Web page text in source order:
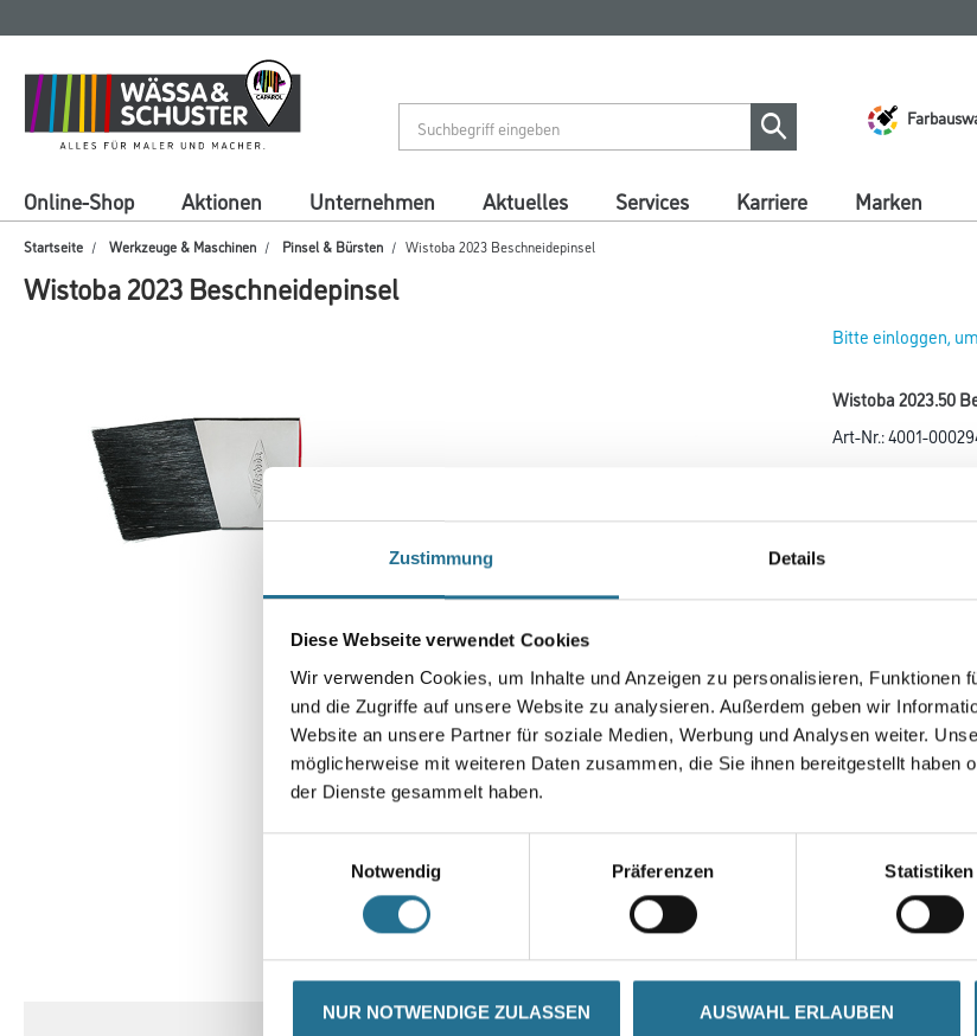
Zustimmung Details
Diese Webseite verwendet Cookies
Wir verwenden Cookies, um Inhalte und Anzeigen zu personalisieren, Funktionen
und die Zugriffe auf unsere Website zu analysieren. Außerdem geben wir
Website an unsere Partner für soziale Medien, Werbung und Analysen weiter.
möglicherweise mit weiteren Daten zusammen, die Sie ihnen bereitgestellt haben
der Dienste gesammelt haben.
Notwendig
Präferenzen Statistiken
NUR NOTWENDIGE ZULASSEN AUSWAHL ERLAUBEN
springen
springen
Online-Shop Aktionen Unternehmen Aktuelles Services Karriere Marken
Startseite Werkzeuge & Maschinen Pinsel & Bürsten Wistoba 2023 Beschneidepinsel
Wistoba 2023 Beschneidepinsel
Bitte einloggen,
Wistoba 2023.50
Art-Nr.:4001-
CURRENT
PRODUKTEIGENSCHAFTEN ZUSATZINFOS